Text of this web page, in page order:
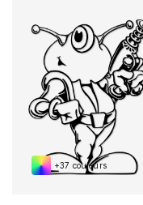
+37 couleurs